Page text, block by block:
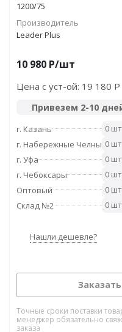
1200/75
Прoизводитель
Leader Plus
10 980 P/шт
Цена с уст-ой: 19 180 P
Привезем 2-10
г. Казань
0
г. Набережные Челны 0
г. Уфа
0
г. Чебоксары
0
Оптовый
0
Склад №2
0
Нашли дешевле?
Точные сроки поставки
менеджер обязательно
заказа